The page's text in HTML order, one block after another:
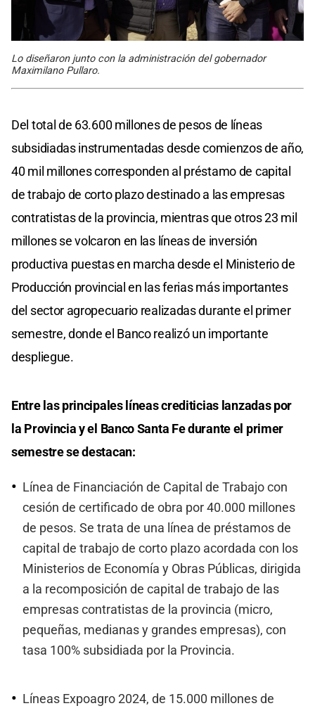
Lo diseñaron junto con la administración del gobernador
Maximilano Pullaro.
Del total de 63.600 millones de pesos de líneas
subsidiadas instrumentadas desde comienzos de año,
40 mil millones corresponden al préstamo de capital
de trabajo de corto plazo destinado a las empresas
contratistas de la provincia, mientras que otros 23 mil
millones se volcaron en las líneas de inversión
productiva puestas en marcha desde el Ministerio de
Producción provincial en las ferias más importantes
del sector agropecuario realizadas durante el primer
semestre, donde el Banco realizó un importante
despliegue.
Entre las principales líneas crediticias lanzadas por
la Provincia y el Banco Santa Fe durante el primer
semestre se destacan:
Línea de Financiación de Capital de Trabajo con
cesión de certificado de obra por 40.000 millones
de pesos. Se trata de una línea de préstamos de
capital de trabajo de corto plazo acordada con los
Ministerios de Economía y Obras Públicas, dirigida
a la recomposición de capital de trabajo de las
empresas contratistas de la provincia (micro,
pequeñas, medianas y grandes empresas), con
tasa 100% subsidiada por la Provincia.
Líneas Expoagro 2024, de 15.000 millones de